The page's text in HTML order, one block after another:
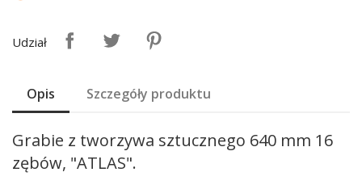
Udział
Opis Szczegóły produktu
Grabie z tworzywa sztucznego 640 mm 16
zębów, "ATLAS".